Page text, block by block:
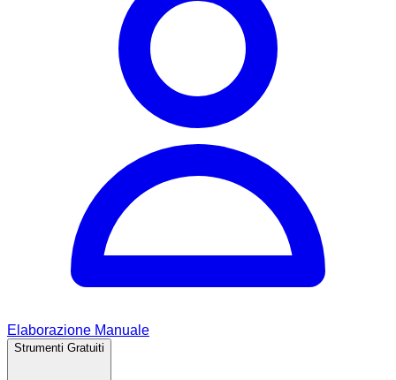
Elaborazione Manuale
Strumenti Gratuiti